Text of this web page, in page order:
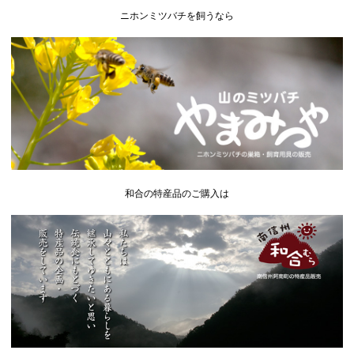
ニホンミツバチを飼うなら
和合の特産品のご購入は